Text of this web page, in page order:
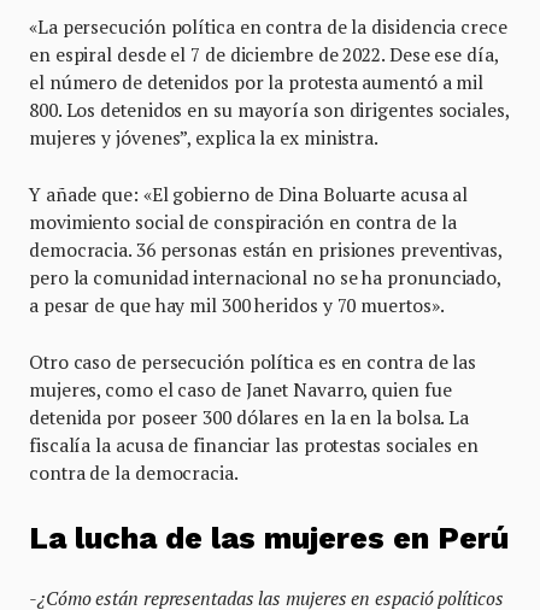
«La persecución política en contra de la disidencia crece
en espiral desde el 7 de diciembre de 2022. Dese ese día,
el número de detenidos por la protesta aumentó a mil
800. Los detenidos en su mayoría son dirigentes sociales,
mujeres y jóvenes”, explica la ex ministra.
Y añade que: «El gobierno de Dina Boluarte acusa al
movimiento social de conspiración en contra de la
democracia. 36 personas están en prisiones preventivas,
pero la comunidad internacional no se ha pronunciado,
a pesar de que hay mil 300 heridos y 70 muertos».
Otro caso de persecución política es en contra de las
mujeres, como el caso de Janet Navarro, quien fue
detenida por poseer 300 dólares en la en la bolsa. La
fiscalía la acusa de financiar las protestas sociales en
contra de la democracia.
La lucha de las mujeres en Perú
-¿Cómo están representadas las mujeres en espació políticos